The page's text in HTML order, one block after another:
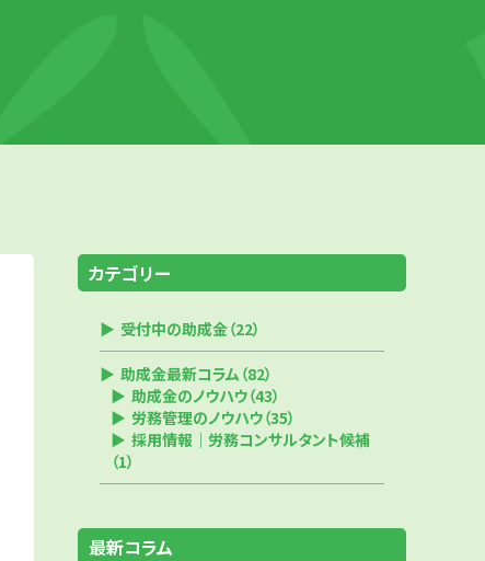
カテゴリー
受付中の助成金（22）
助成金最新コラム（82）
助成金のノウハウ（43）
労務管理のノウハウ（35）
採用情報｜労務コンサルタント候補
（1）
最新コラム